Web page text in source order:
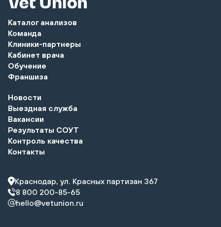
Каталог анализов
Команда
Клиники-партнеры
Кабинет врача
Обучение
Франшиза
Новости
Выездная служба
Вакансии
Результаты СОУТ
Контроль качества
Контакты
Краснодар, ул. Красных партизан 367
8 800 200-85-65
hello@vetunion.ru